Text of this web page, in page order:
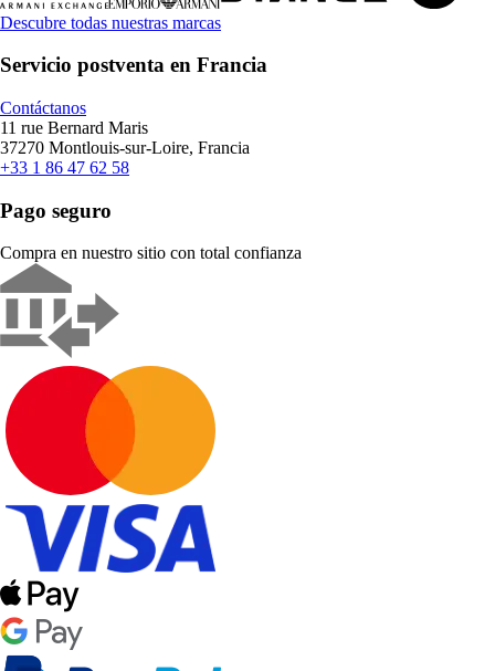
Descubre todas nuestras marcas
Servicio postventa en Francia
Contáctanos
11 rue Bernard Maris
37270 Montlouis-sur-Loire, Francia
+33 1 86 47 62 58
Pago seguro
Compra en nuestro sitio con total confianza